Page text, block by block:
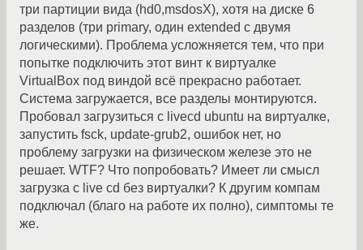
три партиции вида (hd0,msdosX), хотя на диске 6
разделов (три primary, один extended с двумя
логическими). Проблема усложняется тем, что при
попытке подключить этот винт к виртуалке
VirtualBox под виндой всё прекрасно работает.
Система загружается, все разделы монтируются.
Пробовал загрузиться с livecd ubuntu на виртуалке,
запустить fsck, update-grub2, ошибок нет, но
проблему загрузки на физическом железе это не
решает. WTF? Что попробовать? Имеет ли смысл
загрузка с live cd без виртуалки? К другим компам
подключал (благо на работе их полно), симптомы те
же.